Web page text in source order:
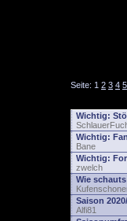
Seite: 1 2 3 4 5
Wichtig:
Wichtig:
Bane
Wichtig:
zwelch
Wie
Saison
Alfi81